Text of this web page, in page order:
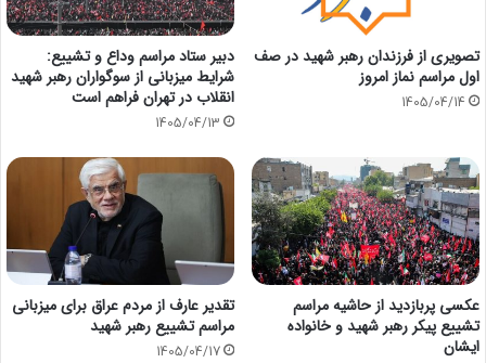
تصویری از فرزندان رهبر شهید در صف
اول مراسم نماز امروز
1405/04/14
دبیر ستاد مراسم وداع و تشییع:
شرایط میزبانی از سوگواران رهبر شهید
انقلاب در تهران فراهم است
1405/04/13
عکسی پربازدید از حاشیه مراسم
تشییع پیکر رهبر شهید و خانواده
ایشان
تقدیر عارف از مردم عراق برای میزبانی
مراسم تشییع رهبر شهید
1405/04/17